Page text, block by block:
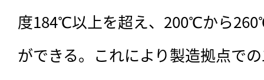
度184℃以上を超え、200℃から
ができる。これにより製造拠点で